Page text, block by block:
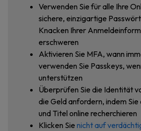
Verwenden Sie für alle Ihre
sichere, einzigartige
Knacken Ihrer
erschweren
Aktivieren Sie MFA, wann
verwenden Sie Passkeys,
unterstützen
Überprüfen Sie die Identität
die Geld anfordern, indem Sie
und Titel online recherchieren
Klicken Sie nicht auf